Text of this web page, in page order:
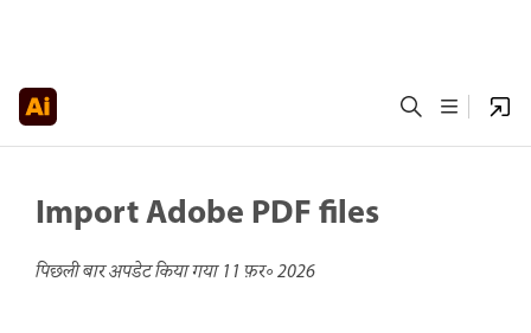
Import Adobe PDF files
पिछली बार अपडेट किया गया11 फ़र॰ 2026